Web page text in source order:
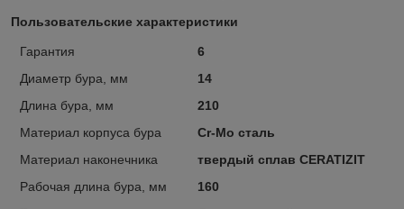
Пользовательские характеристики
Гарантия
6
Диаметр бура, мм
14
Длина бура, мм
210
Материал корпуса бура
Cr-Mo сталь
Материал наконечника
твердый сплав CERATIZIT
Рабочая длина бура, мм
160